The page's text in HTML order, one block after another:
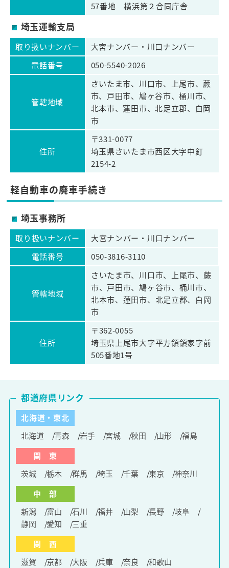
57番地 横浜第２合同庁舎
埼玉運輸支局
取り扱いナンバー
大宮ナンバー・川口ナンバー
電話番号
050-5540-2026
管轄地域
さいたま市、川口市、上尾市、蕨
市、戸田市、鳩ヶ谷市、桶川市、
北本市、蓮田市、北足立郡、白岡
市
住所
〒331-0077
埼玉県さいたま市西区大字中釘
2154-2
軽自動車の廃車手続き
埼玉事務所
取り扱いナンバー
大宮ナンバー・川口ナンバー
電話番号
050-3816-3110
管轄地域
さいたま市、川口市、上尾市、蕨
市、戸田市、鳩ヶ谷市、桶川市、
北本市、蓮田市、北足立郡、白岡
市
住所
〒362-0055
埼玉県上尾市大字平方領領家字前
505番地1号
北海道・東北
北海道
青森 岩手 宮城 秋田 山形
福島
関 東
茨城
栃木 群馬 埼玉 千葉 東京
神奈川
中 部
新潟
富山 石川 福井 山梨 長野
岐阜
静岡
愛知
三重
関 西
滋賀
京都 大阪 兵庫 奈良
和歌山
都道府県リンク